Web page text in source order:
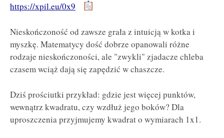
https://xpil.eu/0x9
Nieskończoność od zawsze grała z intuicją w kotka i
myszkę. Matematycy dość dobrze opanowali różne
rodzaje nieskończoności, ale "zwykli" zjadacze chleba
czasem wciąż dają się zapędzić w chaszcze.
Dziś prościutki przykład: gdzie jest więcej punktów,
wewnątrz kwadratu, czy wzdłuż jego boków? Dla
uproszczenia przyjmujemy kwadrat o wymiarach 1x1.